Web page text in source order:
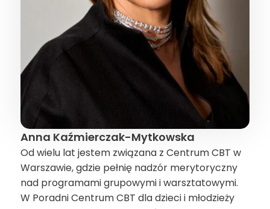
Anna Kaźmierczak-Mytkowska
Od wielu lat jestem związana z Centrum CBT w
Warszawie, gdzie pełnię nadzór merytoryczny
nad programami grupowymi i warsztatowymi.
W Poradni Centrum CBT dla dzieci i młodzieży